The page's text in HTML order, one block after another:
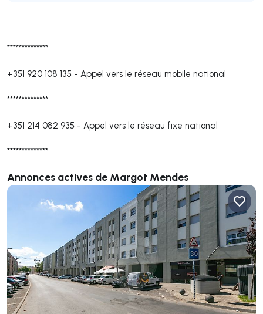
**************
+351 920 108 135 - Appel vers le réseau mobile national
**************
+351 214 082 935 - Appel vers le réseau fixe national
**************
Annonces actives de Margot Mendes